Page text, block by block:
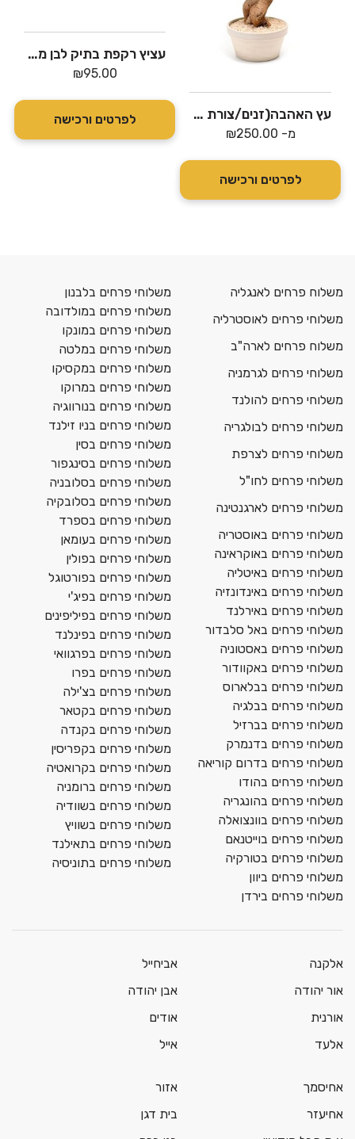
עץ האהבה(זנים/צורת עלווה משתנה לפי מלאי)
מ- ₪250.00
לפרטים ורכישה
עציץ רקפת בתיק לבן מעוצב
₪95.00
לפרטים ורכישה
משלוח פרחים לאנגליה
משלוחי פרחים לאוסטרליה
משלוח פרחים לארה"ב
משלוחי פרחים לגרמניה
משלוחי פרחים להולנד
משלוחי פרחים לבולגריה
משלוחי פרחים לצרפת
משלוחי פרחים לחו"ל
משלוחי פרחים לארגנטינה
משלוחי פרחים באוסטריה
משלוחי פרחים באוקראינה
משלוחי פרחים באיטליה
משלוחי פרחים באינדונזיה
משלוחי פרחים באירלנד
משלוחי פרחים באל סלבדור
משלוחי פרחים באסטוניה
משלוחי פרחים באקוודור
משלוחי פרחים בבלארוס
משלוחי פרחים בבלגיה
משלוחי פרחים בברזיל
משלוחי פרחים בדנמרק
משלוחי פרחים בדרום קוריאה
משלוחי פרחים בהודו
משלוחי פרחים בהונגריה
משלוחי פרחים בוונצואלה
משלוחי פרחים בוייטנאם
משלוחי פרחים בטורקיה
משלוחי פרחים ביוון
משלוחי פרחים בירדן
משלוחי פרחים בלבנון
משלוחי פרחים במולדובה
משלוחי פרחים במונקו
משלוחי פרחים במלטה
משלוחי פרחים במקסיקו
משלוחי פרחים במרוקו
משלוחי פרחים בנורווגיה
משלוחי פרחים בניו זילנד
משלוחי פרחים בסין
משלוחי פרחים בסינגפור
משלוחי פרחים בסלובניה
משלוחי פרחים בסלובקיה
משלוחי פרחים בספרד
משלוחי פרחים בעומאן
משלוחי פרחים בפולין
משלוחי פרחים בפורטוגל
משלוחי פרחים בפיג'י
משלוחי פרחים בפיליפינים
משלוחי פרחים בפינלנד
משלוחי פרחים בפרגוואי
משלוחי פרחים בפרו
משלוחי פרחים בצ'ילה
משלוחי פרחים בקטאר
משלוחי פרחים בקנדה
משלוחי פרחים בקפריסין
משלוחי פרחים בקרואטיה
משלוחי פרחים ברומניה
משלוחי פרחים בשוודיה
משלוחי פרחים בשוויץ
משלוחי פרחים בתאילנד
משלוחי פרחים בתוניסיה
אלקנה
אור יהודה
אורנית
אלעד
אביחייל
אבן יהודה
אודים
אייל
אחיסמך
אחיעזר
אזור
בית דגן